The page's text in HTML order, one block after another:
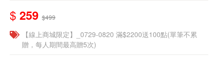
$ 259 $499
【線上商城限定】_0729-0820 滿$2200送100點(單筆不累
贈，每人期間最高贈5次)